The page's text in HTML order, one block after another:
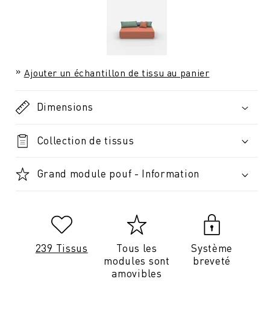
Ajouter un échantillon de tissu au panier
Dimensions
Collection de tissus
Grand module pouf - Information
239 Tissus
Tous les
modules sont
amovibles
Système
breveté